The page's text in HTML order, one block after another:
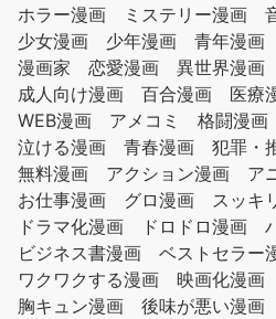
ホラー漫画
ミステリー漫画
少女漫画
少年漫画 青年漫画
漫画家
恋愛漫画 異世界漫画
成人向け漫画
百合漫画 医療
WEB漫画
アメコミ 格闘漫画
泣ける漫画
青春漫画 犯罪・
無料漫画
アクション漫画 ア
お仕事漫画
グロ漫画
スッキ
ドラマ化漫画
ドロドロ漫画
ビジネス書漫画
ベストセラー
ワクワクする漫画
映画化漫画
胸キュン漫画
後味が悪い漫画